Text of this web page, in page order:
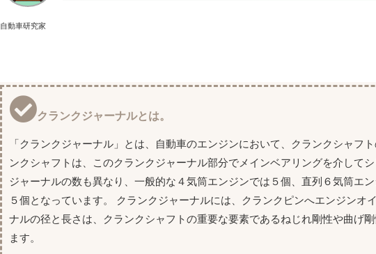
自動車研究家
クランクジャーナルとは。
「クランクジャーナル」とは、自動車のエンジンにおいて、クランクシャ
ンクシャフトは、このクランクジャーナル部分でメインベアリングを介して
ジャーナルの数も異なり、一般的な４気筒エンジンでは５個、直列６気筒エ
５個となっています。 クランクジャーナルには、クランクピンへエンジン
ナルの径と長さは、クランクシャフトの重要な要素であるねじれ剛性や曲げ
ます。